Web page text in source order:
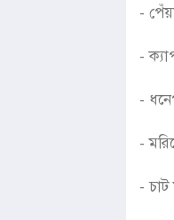
-
-
-
-
-